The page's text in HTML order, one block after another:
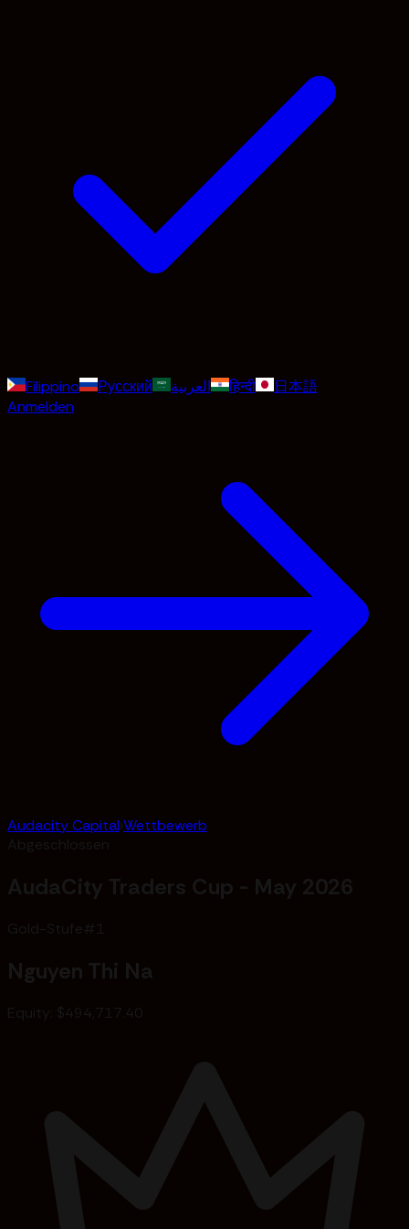
Filippino Русский العربية हिन्दी
日本語
Anmelden
Audacity Capital Wettbewerb